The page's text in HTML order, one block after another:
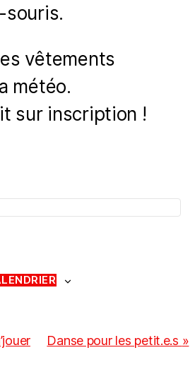
souris.
vêtements
météo.
sur inscription !
Danse pour les petit.e.s »